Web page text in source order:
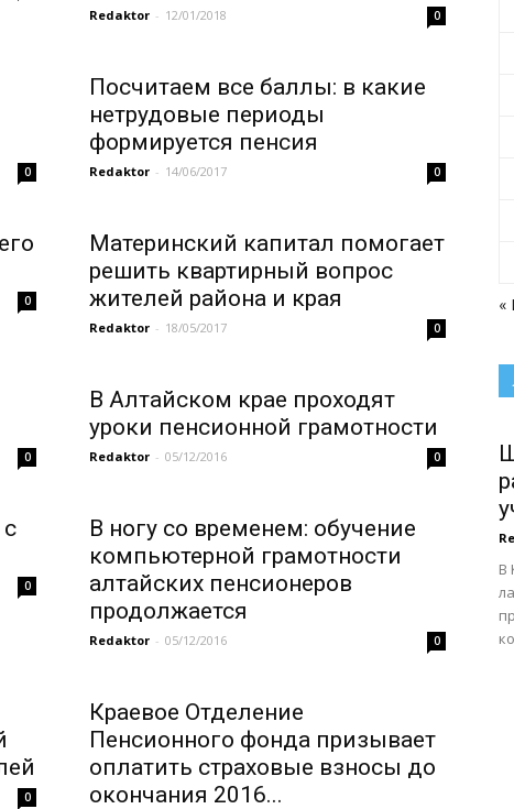
Redaktor - 12/01/2018 0
0
Посчитаем все баллы: в какие
нетрудовые периоды
формируется пенсия
Redaktor - 14/06/2017 0
0
Материнский капитал помогает
решить квартирный вопрос
жителей района и края
Redaktor - 18/05/2017 0
0
В Алтайском крае проходят
уроки пенсионной грамотности
Redaktor - 05/12/2016 0
0
В ногу со временем: обучение
компьютерной грамотности
алтайских пенсионеров
продолжается
Redaktor - 05/12/2016 0
0
Краевое Отделение
Пенсионного фонда призывает
оплатить страховые взносы до
окончания 2016...
«
В